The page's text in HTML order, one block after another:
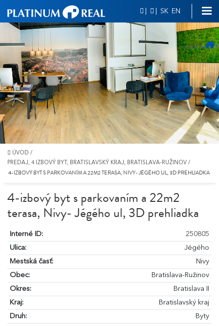
SK EN
ÚVOD /
PREDAJ, 4 IZBOVÝ BYT, BRATISLAVSKÝ KRAJ, BRATISLAVA-RUŽINOV /
4-IZBOVÝ BYT S PARKOVANÍM A 22M2 TERASA, NIVY- JÉGÉHO UL, 3D PREHLIADKA
4-izbový byt s parkovaním a 22m2
terasa, Nivy- Jégého ul, 3D prehliadka
Interné ID:
250805
Ulica:
Jégého
Mestská časť:
Nivy
Obec:
Bratislava-Ružinov
Okres:
Bratislava II
Kraj:
Bratislavský kraj
Druh:
Byty